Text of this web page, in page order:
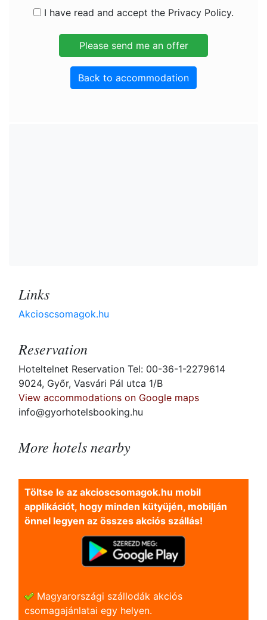
I have read and accept the Privacy Policy.
Back to accommodation
Links
Akcioscsomagok.hu
Reservation
Hoteltelnet Reservation Tel: 00-36-1-2279614
9024, Győr, Vasvári Pál utca 1/B
View accommodations on Google maps
info@gyorhotelsbooking.hu
More hotels nearby
Töltse le az akcioscsomagok.hu mobil
applikációt, hogy minden kütyüjén, mobilján
önnel legyen az összes akciós szállás!
Magyarországi szállodák akciós
csomagajánlatai egy helyen.